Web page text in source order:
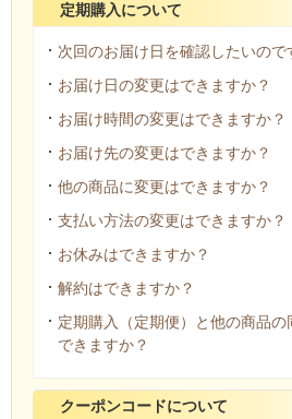
定期購入について
次回のお届け日を確認したいので
お届け日の変更はできますか？
お届け時間の変更はできますか？
お届け先の変更はできますか？
他の商品に変更はできますか？
支払い方法の変更はできますか？
お休みはできますか？
解約はできますか？
定期購入（定期便）と他の商品
できますか？
クーポンコードについて